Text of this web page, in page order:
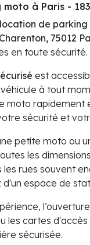
à Paris -
location de parking
75012
en toute sécurité.
est
à tout
moto rapidement
sécurité et
petite moto ou
les
rues souvent
d'un espace de
les cartes
sécurisée.